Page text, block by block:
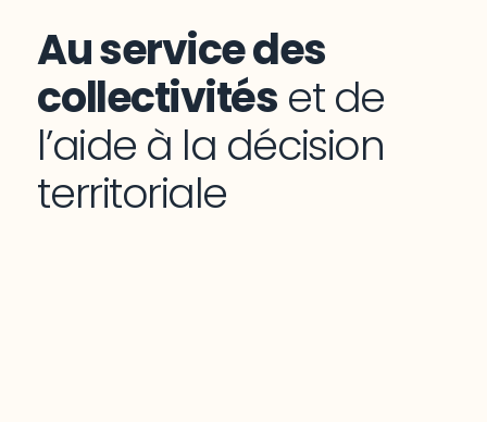
Au service des
collectivités et de
l’aide à la décision
territoriale